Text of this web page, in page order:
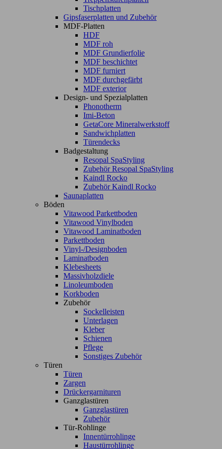
Tischplatten
Gipsfaserplatten und Zubehör
MDF-Platten
HDF
MDF roh
MDF Grundierfolie
MDF beschichtet
MDF furniert
MDF durchgefärbt
MDF exterior
Design- und Spezialplatten
Phonotherm
Imi-Beton
GetaCore Mineralwerkstoff
Sandwichplatten
Türendecks
Badgestaltung
Resopal SpaStyling
Zubehör Resopal SpaStyling
Kaindl Rocko
Zubehör Kaindl Rocko
Saunaplatten
Böden
Vitawood Parkettboden
Vitawood Vinylboden
Vitawood Laminatboden
Parkettboden
Vinyl-/Designboden
Laminatboden
Klebesheets
Massivholzdiele
Linoleumboden
Korkboden
Zubehör
Sockelleisten
Unterlagen
Kleber
Schienen
Pflege
Sonstiges Zubehör
Türen
Türen
Zargen
Drückergarnituren
Ganzglastüren
Ganzglastüren
Zubehör
Tür-Rohlinge
Innentürrohlinge
Haustürrohlinge